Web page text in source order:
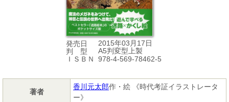
発売日
2015年03月17日
判 型
A5判変型上製
ＩＳＢＮ
978-4-569-78462-5
著者
香川元太郎作・絵 《時代考証イラストレータ
ー》